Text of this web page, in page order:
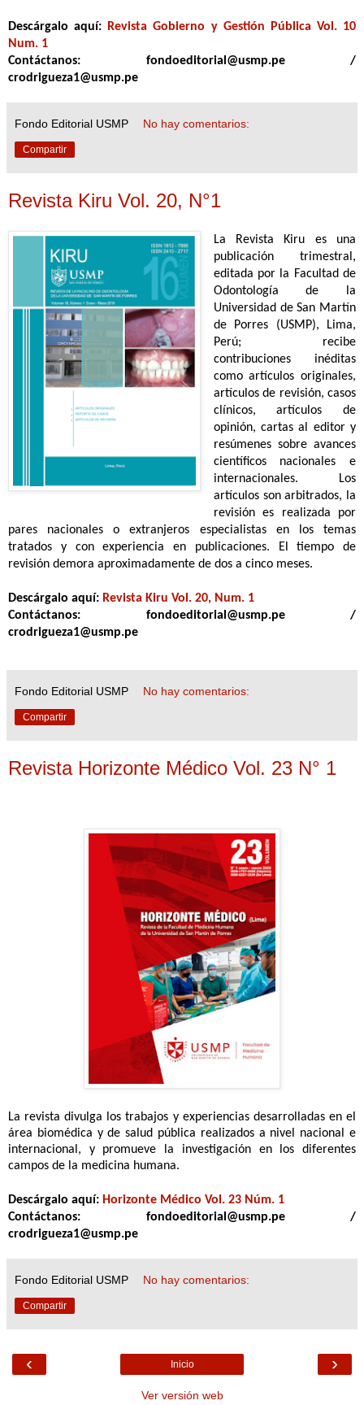
Descárgalo aquí:
Revista Gobierno y Gestión Pública Vol. 10
Num. 1
Contáctanos: fondoeditorial@usmp.pe /
crodrigueza1@usmp.pe
Fondo Editorial USMP No hay comentarios:
Compartir
Revista Kiru Vol. 20, N°1
La Revista Kiru es una
publicación trimestral,
editada por la Facultad de
Odontología de la
Universidad de San Martín
de Porres (USMP), Lima,
Perú; recibe
contribuciones inéditas
como artículos originales,
artículos de revisión, casos
clínicos, artículos de
opinión, cartas al editor y
resúmenes sobre avances
científicos nacionales e
internacionales. Los
artículos son arbitrados, la
revisión es realizada por
pares nacionales o extranjeros especialistas en los temas
tratados y con experiencia en publicaciones. El tiempo de
revisión demora aproximadamente de dos a cinco meses.
Descárgalo aquí: Revista Kiru Vol. 20, Num. 1
Contáctanos: fondoeditorial@usmp.pe /
crodrigueza1@usmp.pe
Fondo Editorial USMP No hay comentarios:
Compartir
Revista Horizonte Médico Vol. 23 N° 1
La revista divulga los trabajos y experiencias desarrolladas en el
área biomédica y de salud pública realizados a nivel nacional e
internacional, y promueve la investigación en los diferentes
campos de la medicina humana.
Descárgalo aquí: Horizonte Médico Vol. 23 Núm. 1
Contáctanos: fondoeditorial@usmp.pe /
crodrigueza1@usmp.pe
Fondo Editorial USMP No hay comentarios:
Compartir
‹ ›
Inicio
Ver versión web